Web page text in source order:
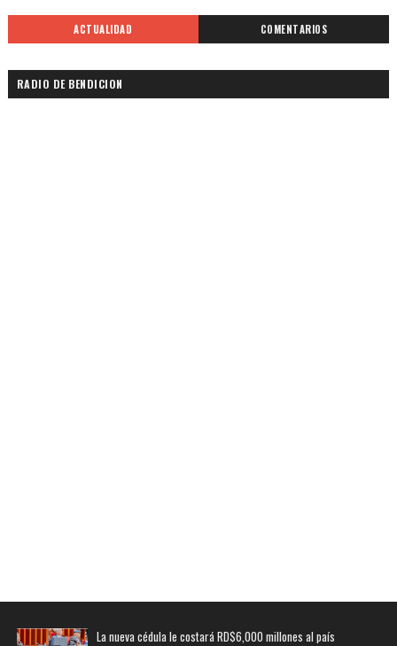
ACTUALIDAD COMENTARIOS
RADIO DE BENDICION
La nueva cédula le costará RD$6,000 millones al país